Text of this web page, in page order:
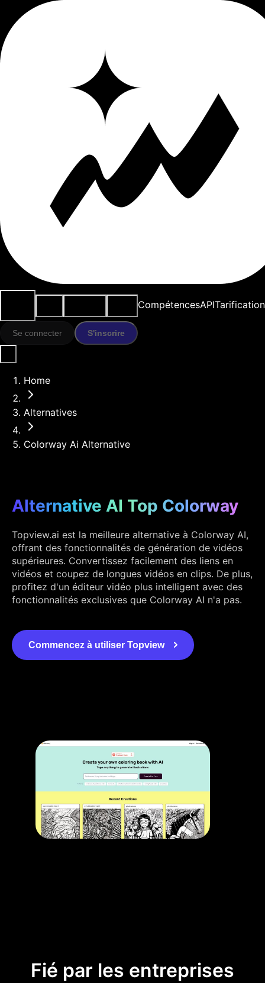
CompétencesAPITarification
Se connecter S'inscrire
Home
Alternatives
Colorway Ai Alternative
Alternative AI Top Colorway
Topview.ai est la meilleure alternative à Colorway AI,
offrant des fonctionnalités de génération de vidéos
supérieures. Convertissez facilement des liens en
vidéos et coupez de longues vidéos en clips. De plus,
profitez d'un éditeur vidéo plus intelligent avec des
fonctionnalités exclusives que Colorway AI n'a pas.
Commencez à utiliser Topview
Fié par les entreprises